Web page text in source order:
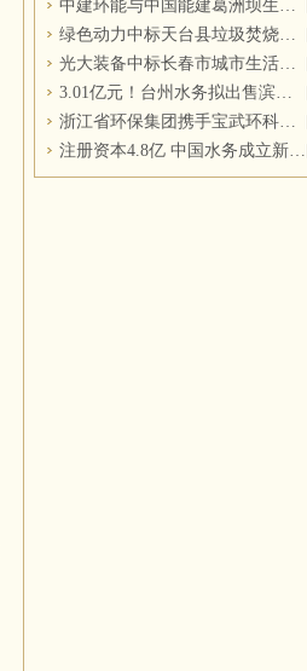
中建环能与中国能建葛洲坝生态环保公司开展座谈交流
绿色动力中标天台县垃圾焚烧及飞灰填埋场运维服务
光大装备中标长春市城市生活垃圾处理中心渗滤液系统更新改造项目
3.01亿元！台州水务拟出售滨海水务全部股权
浙江省环保集团携手宝武环科签署战略合作协议
注册资本4.8亿 中国水务成立新公司